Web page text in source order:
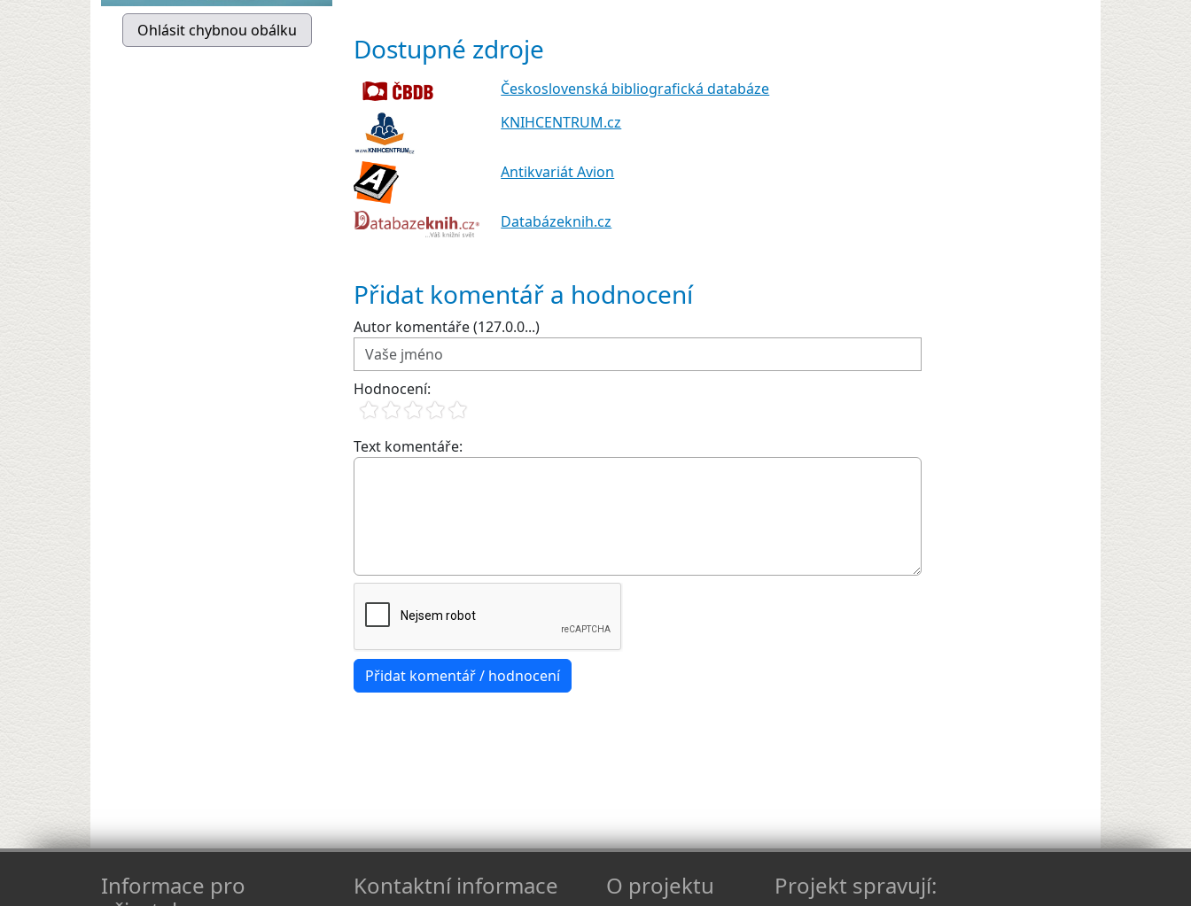
Dostupné zdroje
Československá bibliografická databáze
KNIHCENTRUM.cz
Antikvariát Avion
Databázeknih.cz
Přidat komentář a hodnocení
Autor komentáře (127.0.0...)
Hodnocení:
Text komentáře:
Informace pro
Kontaktní informace O projektu Projekt spravují: